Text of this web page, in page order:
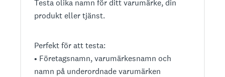
Testa olika namn för ditt varumärke, din
produkt eller tjänst.
Perfekt för att testa:
• Företagsnamn, varumärkesnamn och
namn på underordnade varumärken